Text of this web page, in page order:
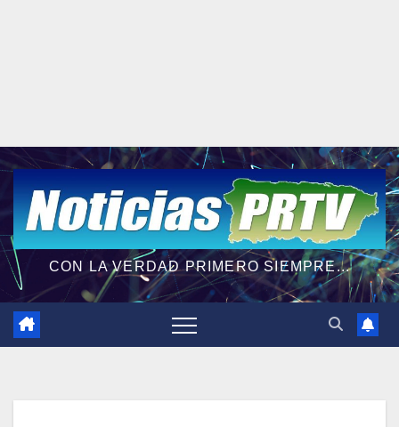
CON LA VERDAD PRIMERO SIEMPRE...